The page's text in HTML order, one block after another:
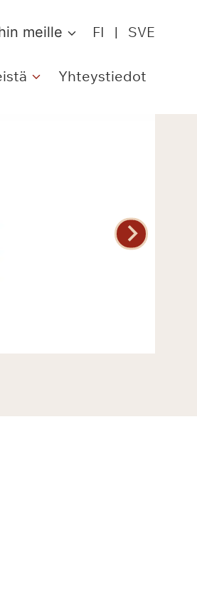
meille FI | SVE
Yhteystiedot